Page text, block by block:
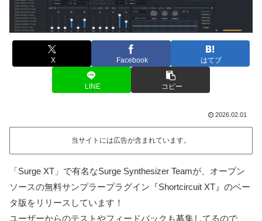
X Facebook はてブ
LINE コピー
2026.02.01
当サイトには広告が含まれています。
「Surge XT」で有名なSurge Synthesizer Teamが、オープン
ソースの無料サンプラープラグイン『Shortcircuit XT』のベー
タ版をリリースしています！
ユーザーからのテストやフィードバックも募集してるので、